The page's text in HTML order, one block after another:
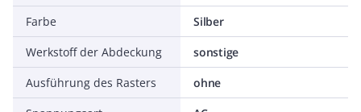
Farbe
Silber
Werkstoff der Abdeckung
sonstige
Ausführung des Rasters
ohne